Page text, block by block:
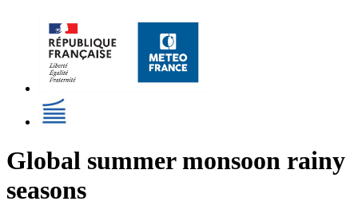
Global summer monsoon rainy
seasons